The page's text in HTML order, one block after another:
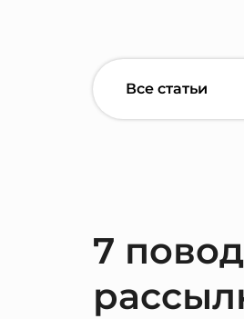
Все статьи
7